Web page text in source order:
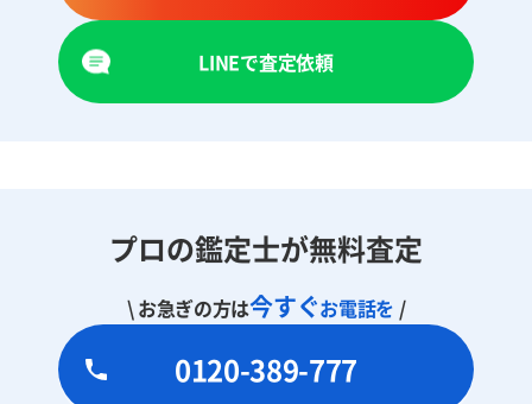
LINEで査定依頼
プロの鑑定士が無料査定
\ お急ぎの方は今すぐお電話を /
0120-389-777